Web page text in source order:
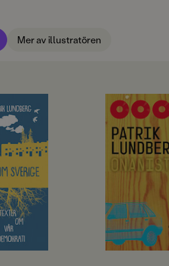
Mer av illustratören
talas
två första är
den
Men det finns
av så
fjärde år.
månaderna,
spelar roll.
landet
har det
Berättelsen
OM BOKEN
Jag minns Simons
studenten.
"Fattar ni varför
ju ändå på
mil väster om
Hösten efter
Simon börjar på
yngst av alla och